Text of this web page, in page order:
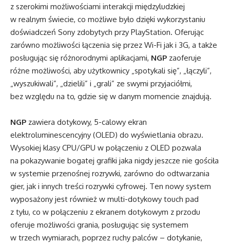
z szerokimi możliwościami interakcji międzyludzkiej
w realnym świecie, co możliwe było dzięki wykorzystaniu
doświadczeń Sony zdobytych przy PlayStation. Oferując
zarówno możliwości łączenia się przez Wi-Fi jak i 3G, a także
posługując się różnorodnymi aplikacjami, NGP zaoferuje
różne możliwości, aby użytkownicy „spotykali się”, „łączyli”,
„wyszukiwali”, „dzielili” i „grali” ze swymi przyjaciółmi,
bez względu na to, gdzie się w danym momencie znajdują.
NGP zawiera dotykowy, 5-calowy ekran
elektroluminescencyjny (OLED) do wyświetlania obrazu.
Wysokiej klasy CPU/GPU w połączeniu z OLED pozwala
na pokazywanie bogatej grafiki jaka nigdy jeszcze nie gościła
w systemie przenośnej rozrywki, zarówno do odtwarzania
gier, jak i innych treści rozrywki cyfrowej. Ten nowy system
wyposażony jest również w multi-dotykowy touch pad
z tyłu, co w połączeniu z ekranem dotykowym z przodu
oferuje możliwości grania, posługując się systemem
w trzech wymiarach, poprzez ruchy palców – dotykanie,